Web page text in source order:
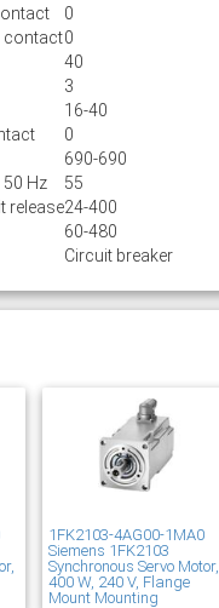
0
contact0
40
3
16-40
0
690-690
Hz
55
release24-400
60-480
Circuit breaker
1FK2103-4AG00-1MA0
Siemens 1FK2103
Synchronous Servo Motor,
400 W, 240 V, Flange
Mount Mounting